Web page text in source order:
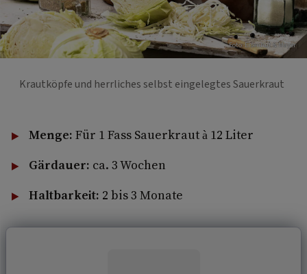
Foto: Eisenhut & Mayer
Krautköpfe und herrliches selbst eingelegtes Sauerkraut
Menge: Für 1 Fass Sauerkraut à 12 Liter
Gärdauer: ca. 3 Wochen
Haltbarkeit: 2 bis 3 Monate